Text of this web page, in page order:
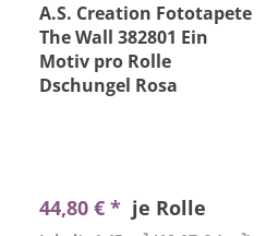
A.S. Creation Fototapete
The Wall 382801 Ein
Motiv pro Rolle
Dschungel Rosa
44,80 € * je Rolle